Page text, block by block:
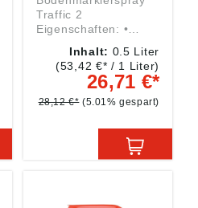
Traffic 2
Eigenschaften: •
Bodenmarkierungen
auf Parkplätzen und
Betriebswegen •
Hoher Pigmentanteil •
50 m, je nach
Bodenbeschaffenheit,
Strichbreite und
abriebfest • Schnell
Inhalt: 0.5 Liter
(53,42 €* / 1 Liter)
26,71 €*
28,12 €* (5.01% gespart)